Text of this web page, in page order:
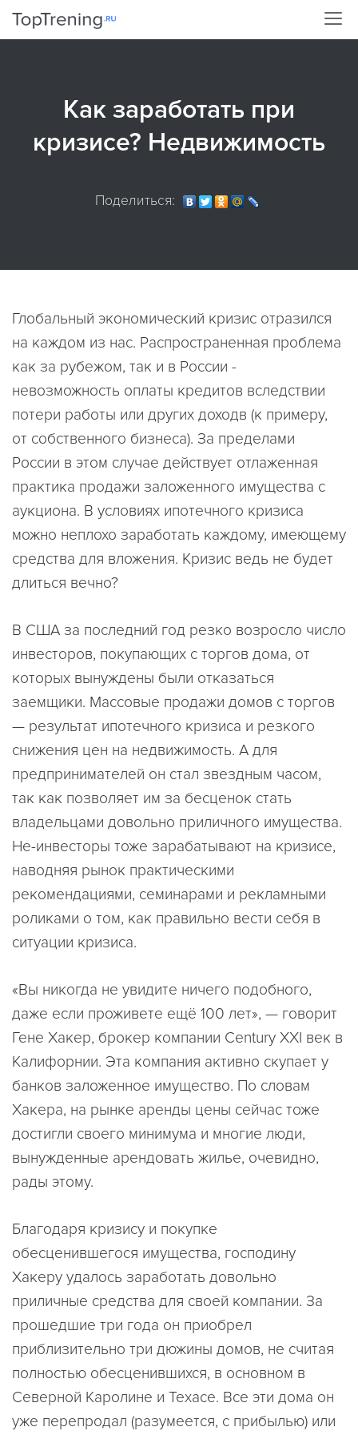
Как заработать при
кризисе? Недвижимость
Поделиться:
Глобальный экономический кризис отразился
на каждом из нас. Распространенная проблема
как за рубежом, так и в России -
невозможность оплаты кредитов вследствии
потери работы или других доходв (к примеру,
от собственного бизнеса). За пределами
России в этом случае действует отлаженная
практика продажи заложенного имущества с
аукциона. В условиях ипотечного кризиса
можно неплохо заработать каждому, имеющему
средства для вложения. Кризис ведь не будет
длиться вечно?
В США за последний год резко возросло число
инвесторов, покупающих с торгов дома, от
которых вынуждены были отказаться
заемщики. Массовые продажи домов с торгов
— результат ипотечного кризиса и резкого
снижения цен на недвижимость. А для
предпринимателей он стал звездным часом,
так как позволяет им за бесценок стать
владельцами довольно приличного имущества.
Не-инвесторы тоже зарабатывают на кризисе,
наводняя рынок практическими
рекомендациями, семинарами и рекламными
роликами о том, как правильно вести себя в
ситуации кризиса.
«Вы никогда не увидите ничего подобного,
даже если проживете ещё 100 лет», — говорит
Гене Хакер, брокер компании Century XXI век в
Калифорнии. Эта компания активно скупает у
банков заложенное имущество. По словам
Хакера, на рынке аренды цены сейчас тоже
достигли своего минимума и многие люди,
вынужденные арендовать жилье, очевидно,
рады этому.
Благодаря кризису и покупке
обесценившегося имущества, господину
Хакеру удалось заработать довольно
приличные средства для своей компании. За
прошедшие три года он приобрел
приблизительно три дюжины домов, не считая
полностью обесценившихся, в основном в
Северной Каролине и Техасе. Все эти дома он
уже перепродал (разумеется, с прибылью) или